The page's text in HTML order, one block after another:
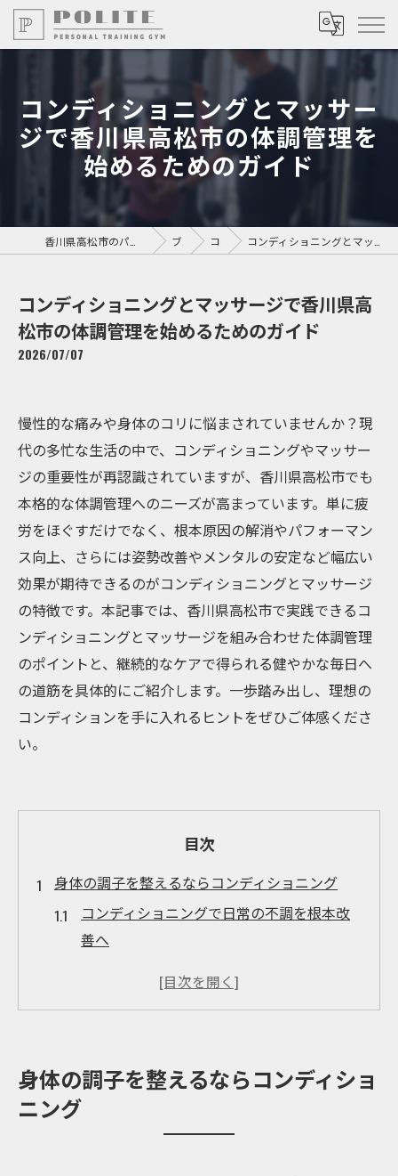
コンディショニングとマッサー
ジで香川県高松市の体調管理を
始めるためのガイド
ブログ コラム コンディショニングとマッサージで香川県高松市の体調管理を始めるためのガイド
コンディショニングとマッサージで香川県高
松市の体調管理を始めるためのガイド
2026/07/07
慢性的な痛みや身体のコリに悩まされていませんか？現
代の多忙な生活の中で、コンディショニングやマッサー
ジの重要性が再認識されていますが、香川県高松市でも
本格的な体調管理へのニーズが高まっています。単に疲
労をほぐすだけでなく、根本原因の解消やパフォーマン
ス向上、さらには姿勢改善やメンタルの安定など幅広い
効果が期待できるのがコンディショニングとマッサージ
の特徴です。本記事では、香川県高松市で実践できるコ
ンディショニングとマッサージを組み合わせた体調管理
のポイントと、継続的なケアで得られる健やかな毎日へ
の道筋を具体的にご紹介します。一歩踏み出し、理想の
コンディションを手に入れるヒントをぜひご体感くださ
い。
目次
身体の調子を整えるならコンディショニング
コンディショニングで日常の不調を根本改
善へ
香川県で注目されるコンディショニングの
マッサージとコンディショニングの違いを
慢性的な痛みをケアする最新のアプローチ
身体の調子を整えるならコンディショ
ニング